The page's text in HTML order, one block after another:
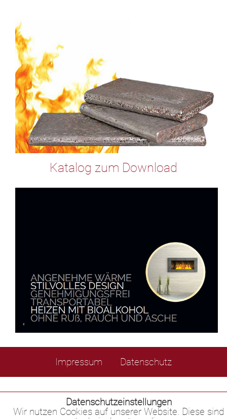
Datenschutzeinstellungen
Wir nutzen Cookies auf unserer Website. Diese sind
Katalog zum Download
Impressum Datenschutz